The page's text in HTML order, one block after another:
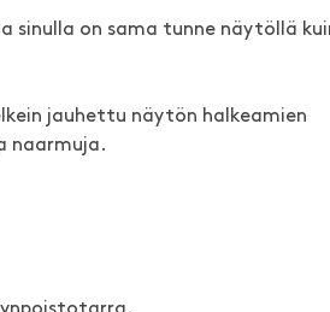
sinulla on sama tunne näytöllä
jauhettu näytön halkeamien
naarmuja.